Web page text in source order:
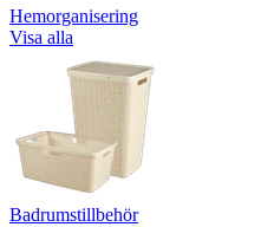
Hemorganisering
Visa alla
Badrumstillbehör